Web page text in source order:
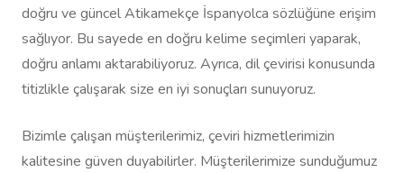
doğru ve güncel Atikamekçe İspanyolca sözlüğüne erişim
sağlıyor. Bu sayede en doğru kelime seçimleri yaparak,
doğru anlamı aktarabiliyoruz. Ayrıca, dil çevirisi konusunda
titizlikle çalışarak size en iyi sonuçları sunuyoruz.
Bizimle çalışan müşterilerimiz, çeviri hizmetlerimizin
kalitesine güven duyabilirler. Müşterilerimize sunduğumuz